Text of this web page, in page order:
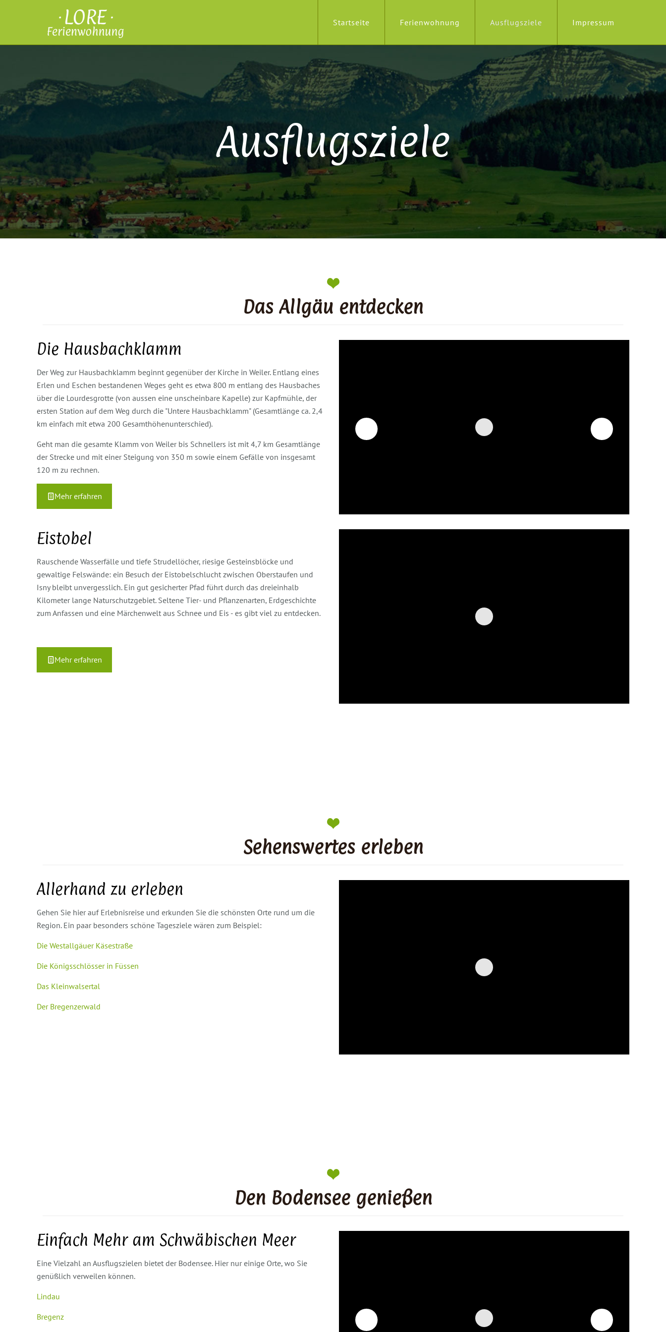
Startseite Ferienwohnung Ausflugsziele Impressum
Ausflugsziele
Das Allgäu entdecken
Die Hausbachklamm
Der Weg zur Hausbachklamm beginnt gegenüber der Kirche in Weiler. Entlang eines
Erlen und Eschen bestandenen Weges geht es etwa 800 m entlang des Hausbaches
über die Lourdesgrotte (von aussen eine unscheinbare Kapelle) zur Kapfmühle, der
ersten Station auf dem Weg durch die "Untere Hausbachklamm" (Gesamtlänge ca. 2,4
km einfach mit etwa 200 Gesamthöhenunterschied).
Geht man die gesamte Klamm von Weiler bis Schnellers ist mit 4,7 km Gesamtlänge
der Strecke und mit einer Steigung von 350 m sowie einem Gefälle von insgesamt
120 m zu rechnen.
Mehr erfahren
Eistobel
Rauschende Wasserfälle und tiefe Strudellöcher, riesige Gesteinsblöcke und
gewaltige Felswände: ein Besuch der Eistobelschlucht zwischen Oberstaufen und
Isny bleibt unvergesslich. Ein gut gesicherter Pfad führt durch das dreieinhalb
Kilometer lange Naturschutzgebiet. Seltene Tier- und Pflanzenarten, Erdgeschichte
zum Anfassen und eine Märchenwelt aus Schnee und Eis - es gibt viel zu entdecken.
Mehr erfahren
Sehenswertes erleben
Allerhand zu erleben
Gehen Sie hier auf Erlebnisreise und erkunden Sie die schönsten Orte rund um die
Region. Ein paar besonders schöne Tagesziele wären zum Beispiel:
Die Westallgäuer Käsestraße
Die Königsschlösser in Füssen
Das Kleinwalsertal
Der Bregenzerwald
Den Bodensee genießen
Einfach Mehr am Schwäbischen Meer
Eine Vielzahl an Ausflugszielen bietet der Bodensee. Hier nur einige Orte, wo Sie
genüßlich verweilen können.
Lindau
Bregenz